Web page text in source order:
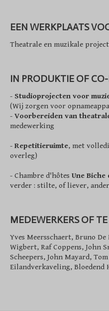
EEN WERKPLAATS
Theatrale en muzikale
IN PRODUKTIE OF
- Studioprojecten voor
(Wij zorgen voor
- Voorbereiden van
medewerking
- Repetitieruimte, met
overleg)
- Chambre d'hôtes Une Biche
verder : stilte, of liever,
MEDEWERKERS OF
Yves Meersschaert, Bruno
Wigbert, Raf Coppens, John
Scheepers, John Mayard,
Eilandverkaveling, Bloedend